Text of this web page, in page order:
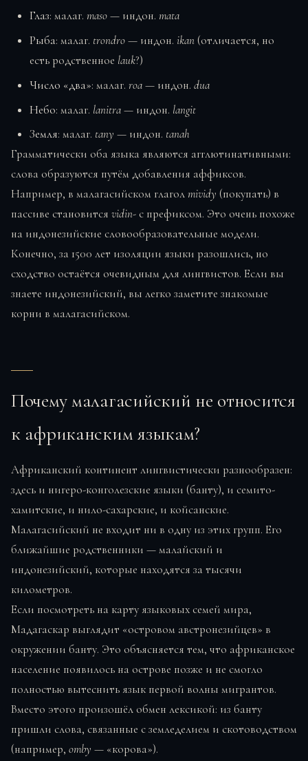
Глаз: малаг.maso— индон.mata
Рыба: малаг. trondro— индон.ikan(отличается, но
есть родственное lauk?)
Число «два»: малаг.roa— индон.dua
Небо: малаг. lanitra— индон. langit
Земля: малаг. tany — индон. tanah
Грамматически оба языка являются агглютинативными:
слова образуются путём добавления аффиксов.
Например, в малагасийском глаголmividy (покупать) в
пассиве становится vidin-с префиксом. Это очень похоже
на индонезийские словообразовательные модели.
Конечно, за 1500 лет изоляции языки разошлись, но
сходство остаётся очевидным для лингвистов. Если вы
знаете индонезийский, вы легко заметите знакомые
корни в малагасийском.
Почему малагасийский не относится
к африканским языкам?
Африканский континент лингвистически разнообразен:
здесь и нигеро-конголезские языки (банту), и семито-
хамитские, и нило-сахарские, и койсанские.
Малагасийский не входит ни в одну из этих групп. Его
ближайшие родственники — малайский и
индонезийский, которые находятся за тысячи
километров.
Если посмотреть на карту языковых семей мира,
Мадагаскар выглядит «островом австронезийцев» в
окружении банту. Это объясняется тем, что африканское
население появилось на острове позже и не смогло
полностью вытеснить язык первой волны мигрантов.
Вместо этого произошёл обмен лексикой: из банту
пришли слова, связанные с земледелием и скотоводством
(например, omby — «корова»).